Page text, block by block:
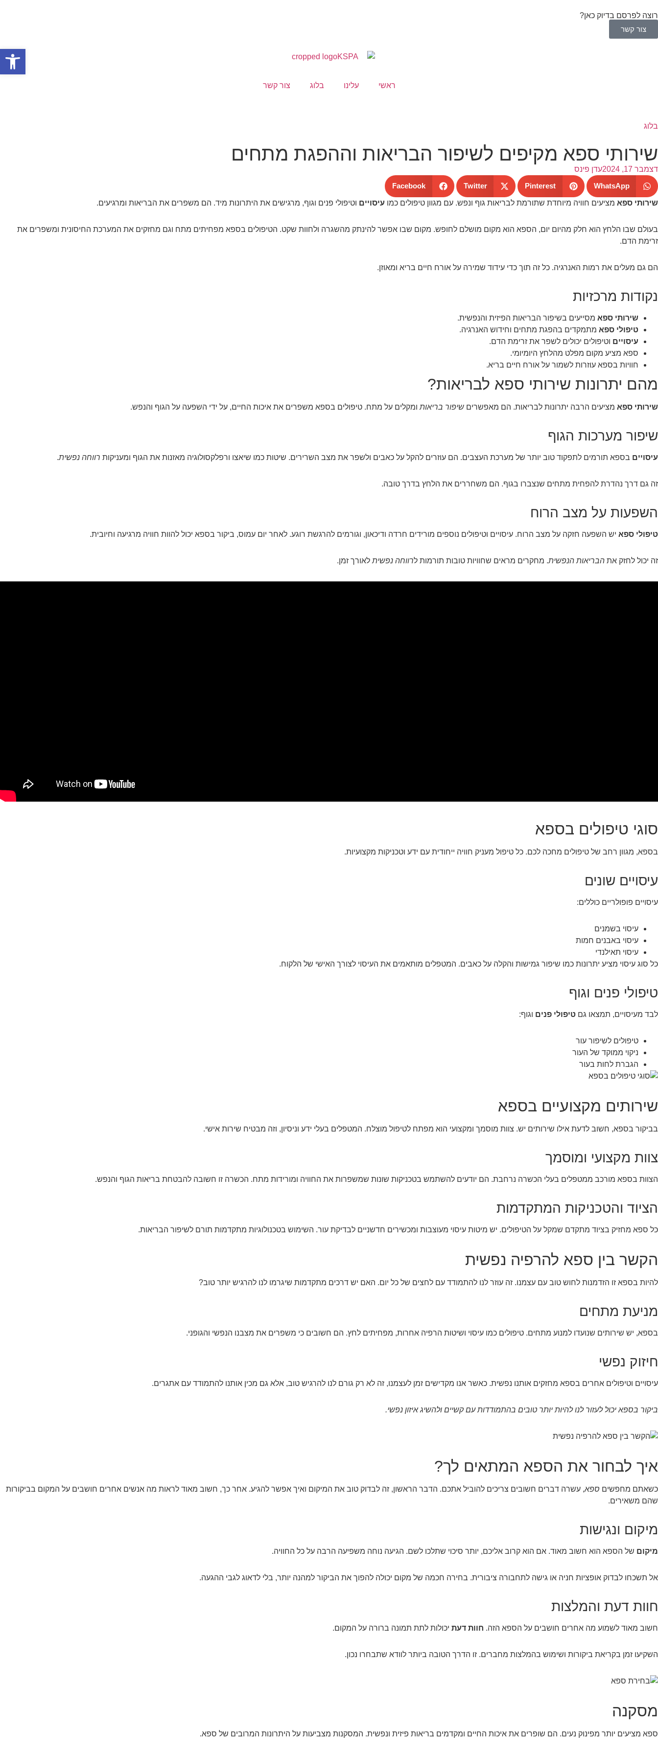
רוצה לפרסם בדיוק כאן?
צור קשר
ראשי עלינו בלוג צור קשר
בלוג
שירותי ספא מקיפים לשיפור הבריאות וההפגת מתחים
דצמבר 17, 2024 עדן פינס
WhatsApp
Pinterest
Twitter
Facebook
שירותי ספא מציעים חוויה מיוחדת שתורמת לבריאות גוף ונפש. עם מגוון טיפולים כמו עיסויים וטיפולי פנים וגוף, מרגישים את היתרונות מיד. הם משפרים את הבריאות ומרגיעים.
בעולם שבו הלחץ הוא חלק מהיום יום, הספא הוא מקום מושלם לחופש. מקום שבו אפשר להינתק מהשגרה ולחוות שקט. הטיפולים בספא מפחיתים מתח וגם מחזקים את המערכת החיסונית ומשפרים את
זרימת הדם.
הם גם מעלים את רמות האנרגיה. כל זה תוך כדי עידוד שמירה על אורח חיים בריא ומאוזן.
נקודות מרכזיות
שירותי ספא מסייעים בשיפור הבריאות הפיזית והנפשית.
טיפולי ספא מתמקדים בהפגת מתחים וחידוש האנרגיה.
עיסויים וטיפולים יכולים לשפר את זרימת הדם.
ספא מציע מקום מפלט מהלחץ היומיומי.
חוויות בספא עוזרות לשמור על אורח חיים בריא.
מהם יתרונות שירותי ספא לבריאות?
שירותי ספא מציעים הרבה יתרונות לבריאות. הם מאפשרים שיפור בריאות ומקלים על מתח. טיפולים בספא משפרים את איכות החיים, על ידי השפעה על הגוף והנפש.
שיפור מערכות הגוף
עיסויים בספא תורמים לתפקוד טוב יותר של מערכת העצבים. הם עוזרים להקל על כאבים ולשפר את מצב השרירים. שיטות כמו שיאצו ורפלקסולוגיה מאזנות את הגוף ומעניקות רווחה נפשית.
זה גם דרך נהדרת להפחית מתחים שנצברו בגוף. הם משחררים את הלחץ בדרך טובה.
השפעות על מצב הרוח
טיפולי ספא יש השפעה חזקה על מצב הרוח. עיסויים וטיפולים נוספים מורידים חרדה ודיכאון, וגורמים להרגשת רוגע. לאחר יום עמוס, ביקור בספא יכול להוות חוויה מרגיעה וחיובית.
זה יכול לחזק את הבריאות הנפשית. מחקרים מראים שחוויות טובות תורמות לרווחה נפשית לאורך זמן.
סוגי טיפולים בספא
בספא, מגוון רחב של טיפולים מחכה לכם. כל טיפול מעניק חוויה ייחודית עם ידע וטכניקות מקצועיות.
עיסויים שונים
עיסויים פופולריים כוללים:
עיסוי בשמנים
עיסוי באבנים חמות
עיסוי תאילנדי
כל סוג עיסוי מציע יתרונות כמו שיפור גמישות והקלה על כאבים. המטפלים מותאמים את העיסוי לצורך האישי של הלקוח.
טיפולי פנים וגוף
לבד מעיסויים, תמצאו גם טיפולי פנים וגוף:
טיפולים לשיפור עור
ניקוי ממוקד של העור
הגברת לחות בעור
שירותים מקצועיים בספא
בביקור בספא, חשוב לדעת אילו שירותים יש. צוות מוסמך ומקצועי הוא מפתח לטיפול מוצלח. המטפלים בעלי ידע וניסיון, וזה מבטיח שירות אישי.
צוות מקצועי ומוסמך
הצוות בספא מורכב ממטפלים בעלי הכשרה נרחבת. הם יודעים להשתמש בטכניקות שונות שמשפרות את החוויה ומורידות מתח. הכשרה זו חשובה להבטחת בריאות הגוף והנפש.
הציוד והטכניקות המתקדמות
כל ספא מחזיק בציוד מתקדם שמקל על הטיפולים. יש מיטות עיסוי מעוצבות ומכשירים חדשניים לבדיקת עור. השימוש בטכנולוגיות מתקדמות תורם לשיפור הבריאות.
הקשר בין ספא להרפיה נפשית
להיות בספא זו הזדמנות לחוש טוב עם עצמנו. זה עוזר לנו להתמודד עם לחצים של כל יום. האם יש דרכים מתקדמות שיגרמו לנו להרגיש יותר טוב?
מניעת מתחים
בספא, יש שירותים שנועדו למנוע מתחים. טיפולים כמו עיסוי ושיטות הרפיה אחרות, מפחיתים לחץ. הם חשובים כי משפרים את מצבנו הנפשי והגופני.
חיזוק נפשי
עיסויים וטיפולים אחרים בספא מחזקים אותנו נפשית. כאשר אנו מקדישים זמן לעצמנו, זה לא רק גורם לנו להרגיש טוב, אלא גם מכין אותנו להתמודד עם אתגרים.
ביקור בספא יכול לעזור לנו להיות יותר טובים בהתמודדות עם קשיים ולהשיג איזון נפשי.
איך לבחור את הספא המתאים לך?
כשאתם מחפשים ספא, עשרה דברים חשובים צריכים להוביל אתכם. הדבר הראשון, זה לבדוק טוב את המיקום ואיך אפשר להגיע. אחר כך, חשוב מאוד לראות מה אנשים אחרים חושבים על המקום בביקורות
שהם משאירים.
מיקום ונגישות
מיקום של הספא הוא חשוב מאוד. אם הוא קרוב אליכם, יותר סיכוי שתלכו לשם. הגיעה נוחה משפיעה הרבה על כל החוויה.
אל תשכחו לבדוק אופציות חניה או גישה לתחבורה ציבורית. בחירה חכמה של מקום יכולה להפוך את הביקור למהנה יותר, בלי לדאוג לגבי ההגעה.
חוות דעת והמלצות
חשוב מאוד לשמוע מה אחרים חושבים על הספא הזה. חוות דעת יכולות לתת תמונה ברורה על המקום.
השקיעו זמן בקריאת ביקורות ושימוש בהמלצות מחברים. זו הדרך הטובה ביותר לוודא שתבחרו נכון.
מסקנה
ספא מציעים יותר מפינוק נעים. הם שופרים את איכות החיים ומקדמים בריאות פיזית ונפשית. המסקנות מצביעות על היתרונות המרובים של ספא.
פתח